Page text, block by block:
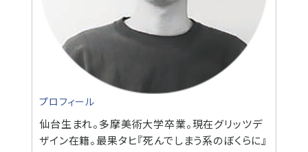
プロフィール
仙台生まれ。多摩美術大学卒業。現在グリッツデ
ザイン在籍。最果タヒ『死んでしまう系のぼくらに』